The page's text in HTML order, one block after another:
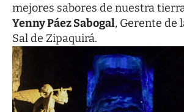
mejores sabores de nuestra
Yenny Páez Sabogal, Gerente de
Sal de Zipaquirá.